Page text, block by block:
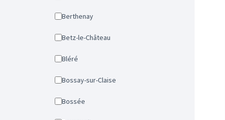
Berthenay
Betz-le-Château
Bléré
Bossay-sur-Claise
Bossée